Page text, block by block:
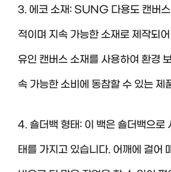
3. 에코 소재: SUNG 다용도 캔버
적이며 지속 가능한 소재로 제작되
유인 캔버스 소재를 사용하여 환경
속 가능한 소비에 동참할 수 있는 제
4. 숄더백 형태: 이 백은 숄더백으로
태를 가지고 있습니다. 어깨에 걸어